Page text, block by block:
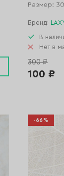
Размер:
Бренд:
В
Нет в
300 ₽
100 ₽
-66%